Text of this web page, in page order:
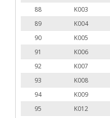
88
K003
89
K004
90
K005
91
K006
92
K007
93
K008
94
K009
95
K012